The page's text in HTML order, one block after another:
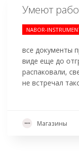
Умеют
NABOR-
все документы
виде еще до
распаковали,
не встречал
Магазины